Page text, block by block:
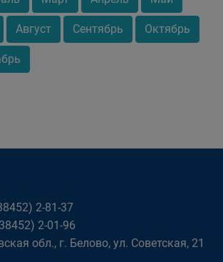
Август Сентябрь Октябрь
2-81-37
2-01-96
обл., г. Белово, ул. Советская, 21